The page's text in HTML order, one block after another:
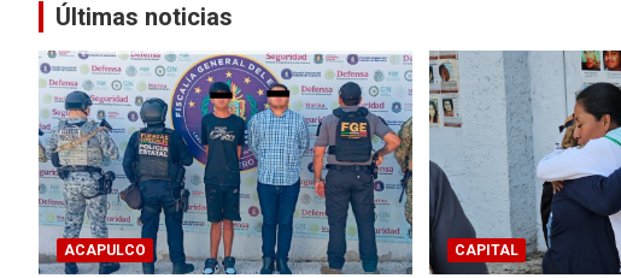
Últimas noticias
ACAPULCO CAPITAL